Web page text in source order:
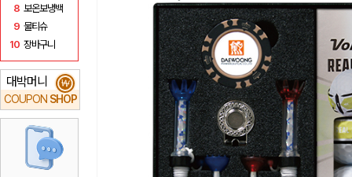
8 보온보냉백
9 물티슈
10 장바구니
대박머니
COUPON SHOP
₩